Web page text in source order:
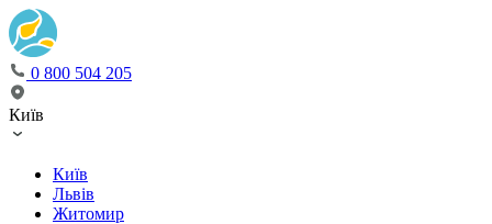
0 800 504 205
Київ
Київ
Львів
Житомир